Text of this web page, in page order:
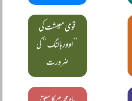
قومی معیشت کی
’’اوورہالنگ‘‘ کی
ضرورت